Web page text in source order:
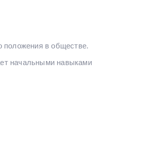
положения в обществе.
начальными навыками